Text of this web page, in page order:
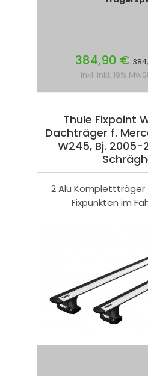
384,90 €
inkl. inkl. 19%
Thule Fixpoint
Dachträger f.
W245, Bj. 2005-
2 Alu Komplettträger
Fixpunkten im